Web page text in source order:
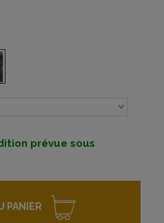
prévue sous
PANIER